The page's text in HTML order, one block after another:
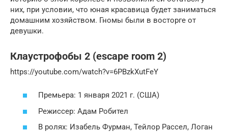
них, при условии, что юная красавица будет заниматься
домашним хозяйством. Гномы были в восторге от
девушки.
Клаустрофобы 2 (escape room 2)
https://youtube.com/watch?v=6PBzkXutFeY
Премьера: 1 января 2021 г. (США)
Режиссер: Адам Робител
В ролях: Изабель Фурман, Тейлор Рассел, Логан